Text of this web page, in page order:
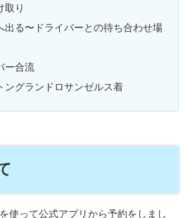
取り
出る〜ドライバーとの待ち合わせ場
ー合流
ングランドロサンゼルス着
使って公式アプリから予約をしまし